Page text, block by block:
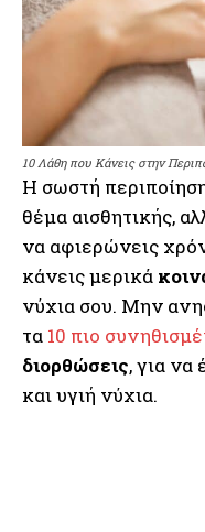
10 Λάθη που Κάνεις στην
Η σωστή
θέμα αισθητικής,
να αφιερώνεις
κάνεις μερικά
νύχια σου. Μην
τα 10 πιο
διορθώσεις, για να
και υγιή νύχια.